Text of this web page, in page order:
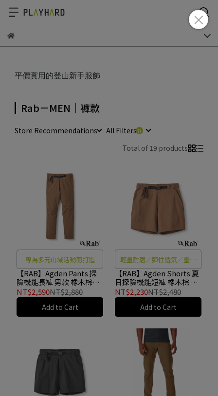
平價實用的登山新手服飾
Rab－MEN｜褲款
Store Recommendations
All Filters
Total of 19 products
專為多元山域活動而打造
【RAB】Agden Pants 探
險機能長褲 男款 橡木棕
#QFW26
NT$2,590NT$2,880
Add to Cart
輕量耐磨／彈性透氣／靈活
耐用
【RAB】Agden Shorts 夏
日探險機能短褲 橡木棕 男
款 #QFW27
NT$2,230NT$2,480
Add to Cart